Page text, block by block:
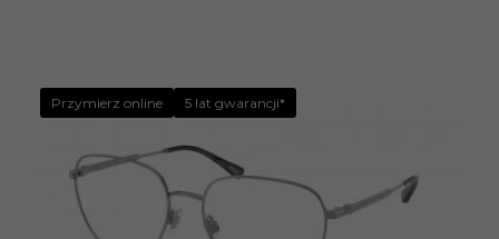
Przymierz online 5 lat gwarancji*